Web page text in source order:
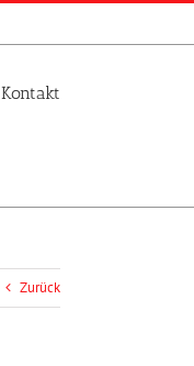
Kontakt
Zurück